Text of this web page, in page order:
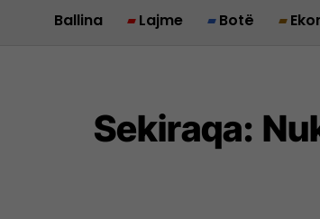
Ballina Lajme Botë
Sekiraqa: